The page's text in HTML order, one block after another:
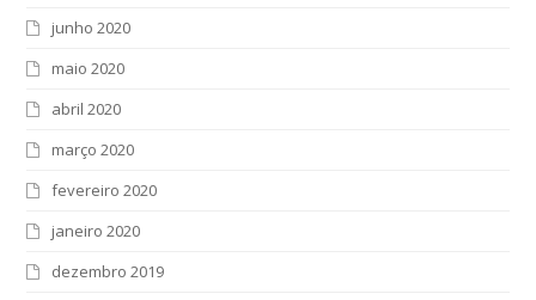
junho 2020
maio 2020
abril 2020
março 2020
fevereiro 2020
janeiro 2020
dezembro 2019